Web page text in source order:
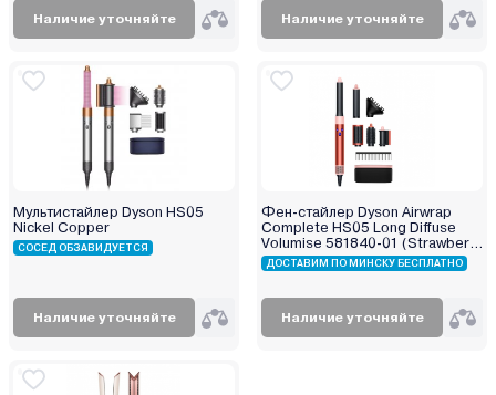
Наличие уточняйте Наличие уточняйте
Мультистайлер Dyson HS05
Nickel Copper
СОСЕД ОБЗАВИДУЕТСЯ
Наличие уточняйте
Фен-стайлер Dyson Airwrap
Complete HS05 Long Diffuse
Volumise 581840-01 (Strawberry
Bronze/Blush Pink)
ДОСТАВИМ ПО МИНСКУ БЕСПЛАТНО
Наличие уточняйте